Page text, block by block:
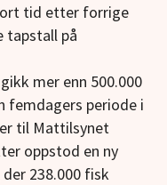
tid etter forrige
tapstall på
mer enn 500.000
femdagers periode i
til Mattilsynet
oppstod en ny
238.000 fisk